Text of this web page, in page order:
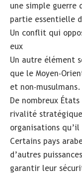
une simple guerre
partie essentielle
Un conflit qui
eux
Un autre élément
que le Moyen-
et non-musulmans.
De nombreux
rivalité stratégique
organisations
Certains pays
d’autres
garantir leur